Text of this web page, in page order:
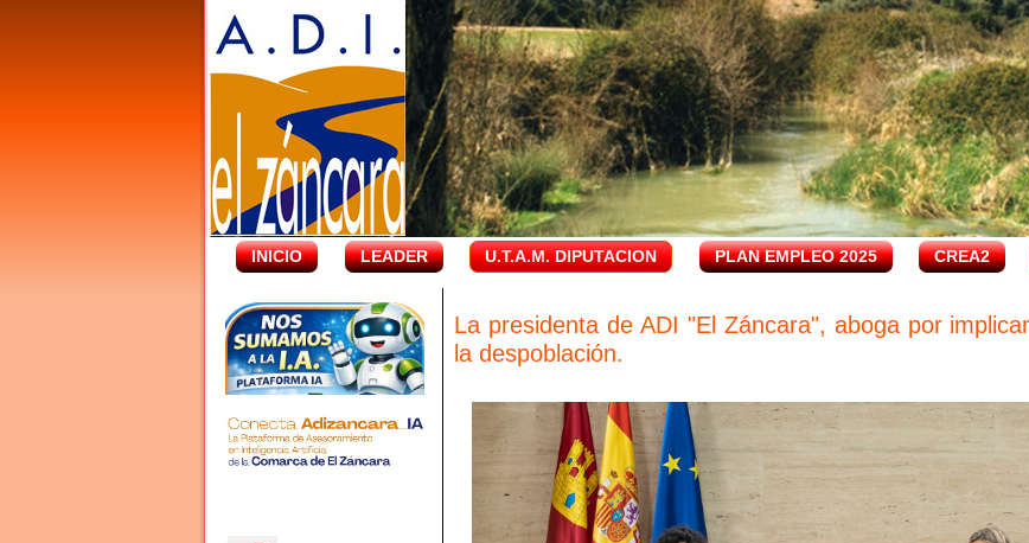
INICIO LEADER U.T.A.M. DIPUTACION PLAN EMPLEO 2025 CREA2
La presidenta de ADI "El Záncara", aboga por
la despoblación.